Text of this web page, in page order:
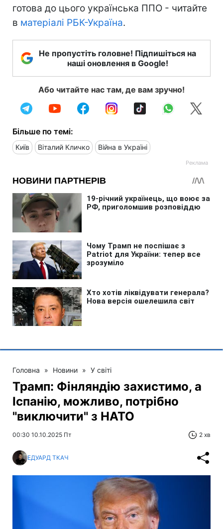
готова до цього українська ППО - читайте
в матеріалі РБК-Україна.
Не пропустіть головне! Підпишіться на
наші оновлення в Google!
Або читайте нас там, де вам зручно!
Більше по темі:
Київ Віталий Кличко Війна в Україні
Головна » Новини » У світі
Трамп: Фінляндію захистимо, а
Іспанію, можливо, потрібно
"виключити" з НАТО
00:30 10.10.2025 Пт 2 хв
ЕДУАРД ТКАЧ